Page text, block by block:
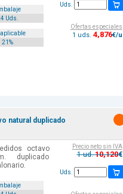
Uds.
aplicable
21%
Uds.
Ofertas especiales
1 uds. 4,876€/u
natural duplicado
octavo
duplicado
Precio neto sin IVA
1 ud.10,120€
Uds.